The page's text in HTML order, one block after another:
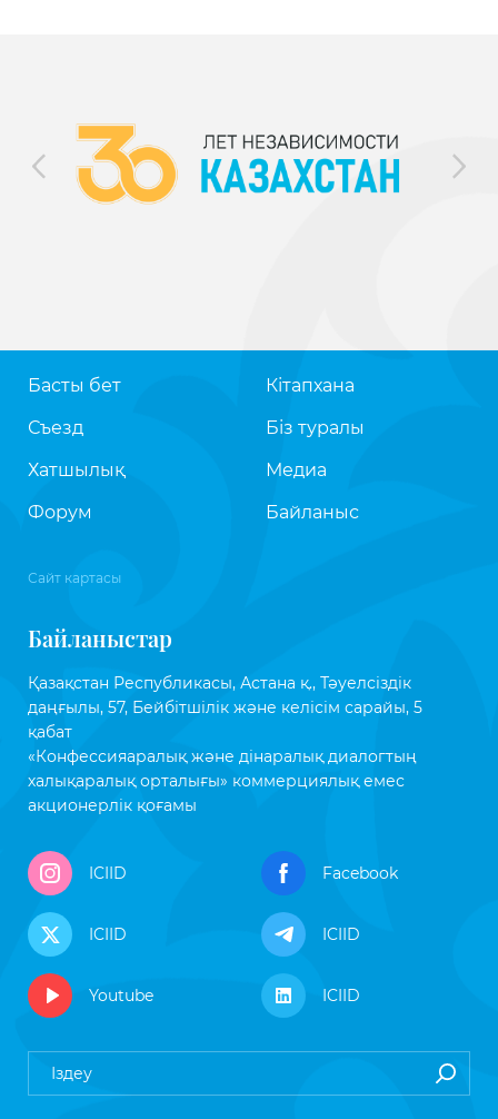
Басты бет
Съезд
Хатшылық
Форум
Кітапхана
Біз туралы
Медиа
Байланыс
Сайт картасы
Байланыстар
Қазақстан Республикасы, Астана қ., Тәуелсіздік
даңғылы, 57, Бейбітшілік және келісім сарайы, 5
қабат
«Конфессияаралық және дінаралық диалогтың
халықаралық орталығы» коммерциялық емес
акционерлік қоғамы
ICIID Facebook
ICIID ICIID
Youtube ICIID